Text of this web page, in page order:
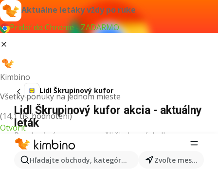
Aktuálne letáky vždy po ruke
Pridať do Chrome - ZADARMO
Kimbino
Všetky ponuky na jednom mieste
(14,1 tis. hodnotení)
Otvoriť
Hľadajte obchody, kategórie, produkty... Zvoľte mesto
Lidl Škrupinový kufor
Lidl Škrupinový kufor akcia - aktuálny
leták
Pre daný výraz sme nenašli žiadne výsledky.
Ďalšie produkty v obchodoch Lidl
Lidl Kapor Ashwagandha Nintendo Switch